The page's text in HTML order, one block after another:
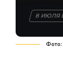
8 ИЮЛЯ
Фото: